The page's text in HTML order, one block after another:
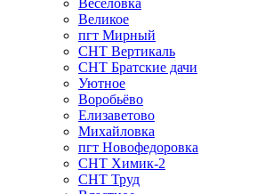
Великое
пгт Мирный
СНТ Вертикаль
СНТ Братские дачи
Уютное
Воробьёво
Елизаветово
Михайловка
пгт Новофедоровка
СНТ Химик-2
СНТ Труд